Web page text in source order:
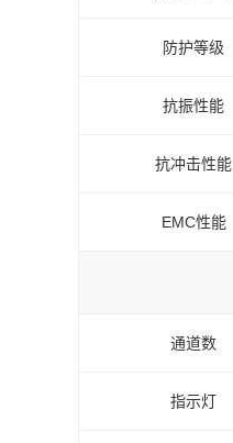
防护等级
抗振性能
抗冲击性能
EMC性能
通道数
指示灯